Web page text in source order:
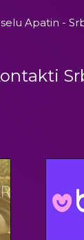
Apatin -